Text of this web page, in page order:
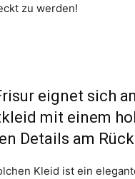
zu werden!
eignet sich
mit einem
Details am
Kleid ist ein